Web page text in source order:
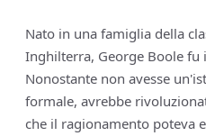
Nato in una famiglia della
Inghilterra, George Boole fu
Nonostante non avesse
formale, avrebbe
che il ragionamento poteva